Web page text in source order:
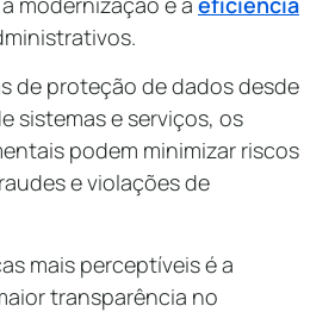
de proteção de dados desde
sistemas e serviços, os
podem minimizar riscos
e violações de
mais perceptíveis é a
transparência no